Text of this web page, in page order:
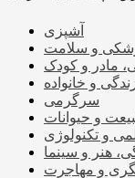
آشپزی
و سلامت
مادر و کودک
و خانواده
سرگرمی
و حیوانات
و تکنولوژی
هنر و سینما
و مهاجرت